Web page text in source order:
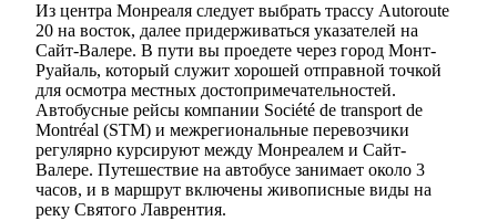
Из центра Монреаля следует выбрать трассу Autoroute
20 на восток, далее придерживаться указателей на
Сайт-Валере. В пути вы проедете через город Монт-
Руайаль, который служит хорошей отправной точкой
для осмотра местных достопримечательностей.
Автобусные рейсы компании Société de transport de
Montréal (STM) и межрегиональные перевозчики
регулярно курсируют между Монреалем и Сайт-
Валере. Путешествие на автобусе занимает около 3
часов, и в маршрут включены живописные виды на
реку Святого Лаврентия.